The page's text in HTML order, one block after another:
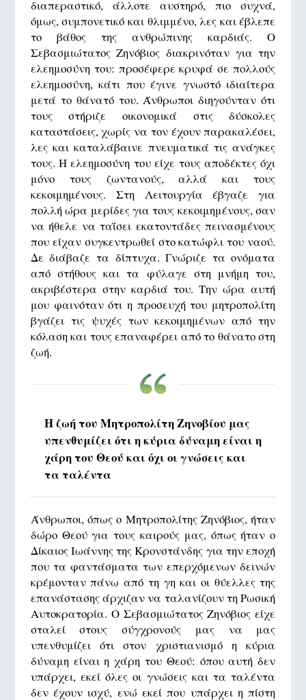
διαπεραστικό, άλλοτε αυστηρό, πιο συχνά,
όμως, συμπονετικό και θλιμμένο, λες και έβλεπε
το βάθος της ανθρώπινης καρδιάς. Ο
Σεβασμιώτατος Ζηνόβιος διακρινόταν για την
ελεημοσύνη του: προσέφερε κρυφά σε πολλούς
ελεημοσύνη, κάτι που έγινε γνωστό ιδιαίτερα
μετά το θάνατό του. Άνθρωποι διηγούνταν ότι
τους στήριζε οικονομικά στις δύσκολες
καταστάσεις, χωρίς να τον έχουν παρακαλέσει,
λες και καταλάβαινε πνευματικά τις ανάγκες
τους. Η ελεημοσύνη του είχε τους αποδέκτες όχι
μόνο τους ζωντανούς, αλλά και τους
κεκοιμημένους. Στη Λειτουργία έβγαζε για
πολλή ώρα μερίδες για τους κεκοιμημένους, σαν
να ήθελε να ταΐσει εκατοντάδες πεινασμένους
που είχαν συγκεντρωθεί στο κατώφλι του ναού.
Δε διάβαζε τα δίπτυχα. Γνώριζε τα ονόματα
από στήθους και τα φύλαγε στη μνήμη του,
ακριβέστερα στην καρδιά του. Την ώρα αυτή
μου φαινόταν ότι η προσευχή του μητροπολίτη
βγάζει τις ψυχές των κεκοιμημένων από την
κόλαση και τους επαναφέρει από το θάνατο στη
ζωή.
Η ζωή του Μητροπολίτη Ζηνοβίου μας
υπενθυμίζει ότι η κύρια δύναμη είναι η
χάρη του Θεού και όχι οι γνώσεις και
τα ταλέντα
Άνθρωποι, όπως ο Μητροπολίτης Ζηνόβιος, ήταν
δώρο Θεού για τους καιρούς μας, όπως ήταν ο
Δίκαιος Ιωάννης της Κρονστάνδης για την εποχή
που τα φαντάσματα των επερχόμενων δεινών
κρέμονταν πάνω από τη γη και οι θύελλες της
επανάστασης άρχιζαν να ταλανίζουν τη Ρωσική
Αυτοκρατορία. Ο Σεβασμιώτατος Ζηνόβιος είχε
σταλεί στους σύγχρονούς μας να μας
υπενθυμίζει ότι στον χριστιανισμό η κύρια
δύναμη είναι η χάρη του Θεού: όπου αυτή δεν
υπάρχει, εκεί όλες οι γνώσεις και τα ταλέντα
δεν έχουν ισχύ, ενώ εκεί που υπάρχει η πίστη